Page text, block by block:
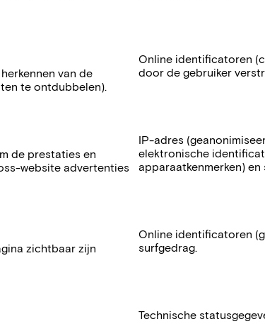
van de
te ontdubbelen).
Online identificatoren
door de gebruiker
de prestaties en
website advertenties
IP-adres
elektronische
apparaatkenmerken) en
zichtbaar zijn
Online identificatoren
surfgedrag.
Technische